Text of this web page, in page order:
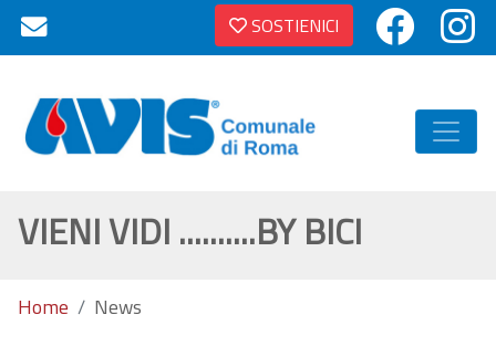
SOSTIENICI
VIENI VIDI ..........BY BICI
Home News